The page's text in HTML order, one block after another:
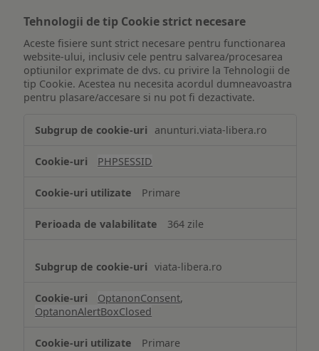
Tehnologii de tip Cookie strict necesare
Aceste fisiere sunt strict necesare pentru functionarea
website-ului, inclusiv cele pentru salvarea/procesarea
optiunilor exprimate de dvs. cu privire la Tehnologii de
tip Cookie. Acestea nu necesita acordul dumneavoastra
pentru plasare/accesare si nu pot fi dezactivate.
de
Cookie
necesare
anunturi.viata-libera.ro
PHPSESSID
Primare
364 zile
viata-libera.ro
OptanonConsent,
OptanonAlertBoxClosed
Primare